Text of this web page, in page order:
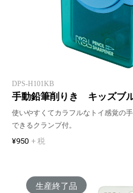
DPS-H101KB
手動鉛筆削りき キッズブ
使いやすくてカラフルなトイ感覚の
できるクランプ付。
¥950 + 税
生産終了品